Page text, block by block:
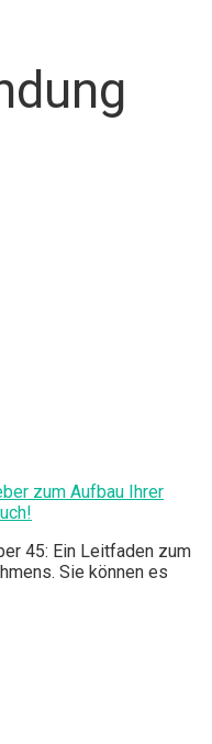
zum Aufbau Ihrer
45: Ein Leitfaden zum
Sie können es